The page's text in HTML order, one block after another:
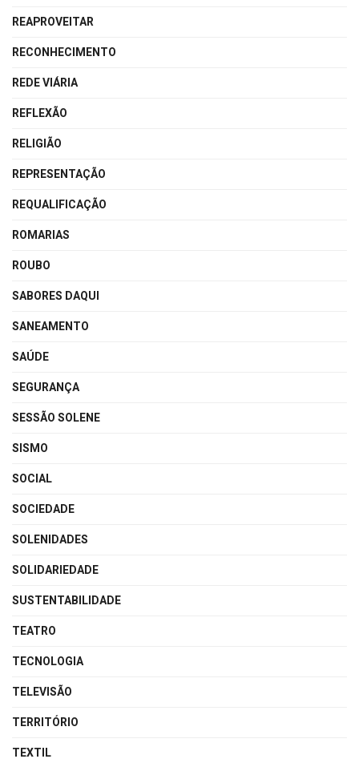
REAPROVEITAR
RECONHECIMENTO
REDE VIÁRIA
REFLEXÃO
RELIGIÃO
REPRESENTAÇÃO
REQUALIFICAÇÃO
ROMARIAS
ROUBO
SABORES DAQUI
SANEAMENTO
SAÚDE
SEGURANÇA
SESSÃO SOLENE
SISMO
SOCIAL
SOCIEDADE
SOLENIDADES
SOLIDARIEDADE
SUSTENTABILIDADE
TEATRO
TECNOLOGIA
TELEVISÃO
TERRITÓRIO
TEXTIL